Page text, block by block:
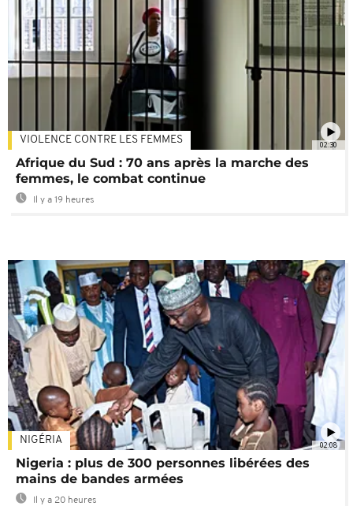
02:30
VIOLENCE CONTRE LES FEMMES
Afrique du Sud : 70 ans après la marche des
femmes, le combat continue
Il y a 19 heures
02:08
NIGÉRIA
Nigeria : plus de 300 personnes libérées des
mains de bandes armées
Il y a 20 heures